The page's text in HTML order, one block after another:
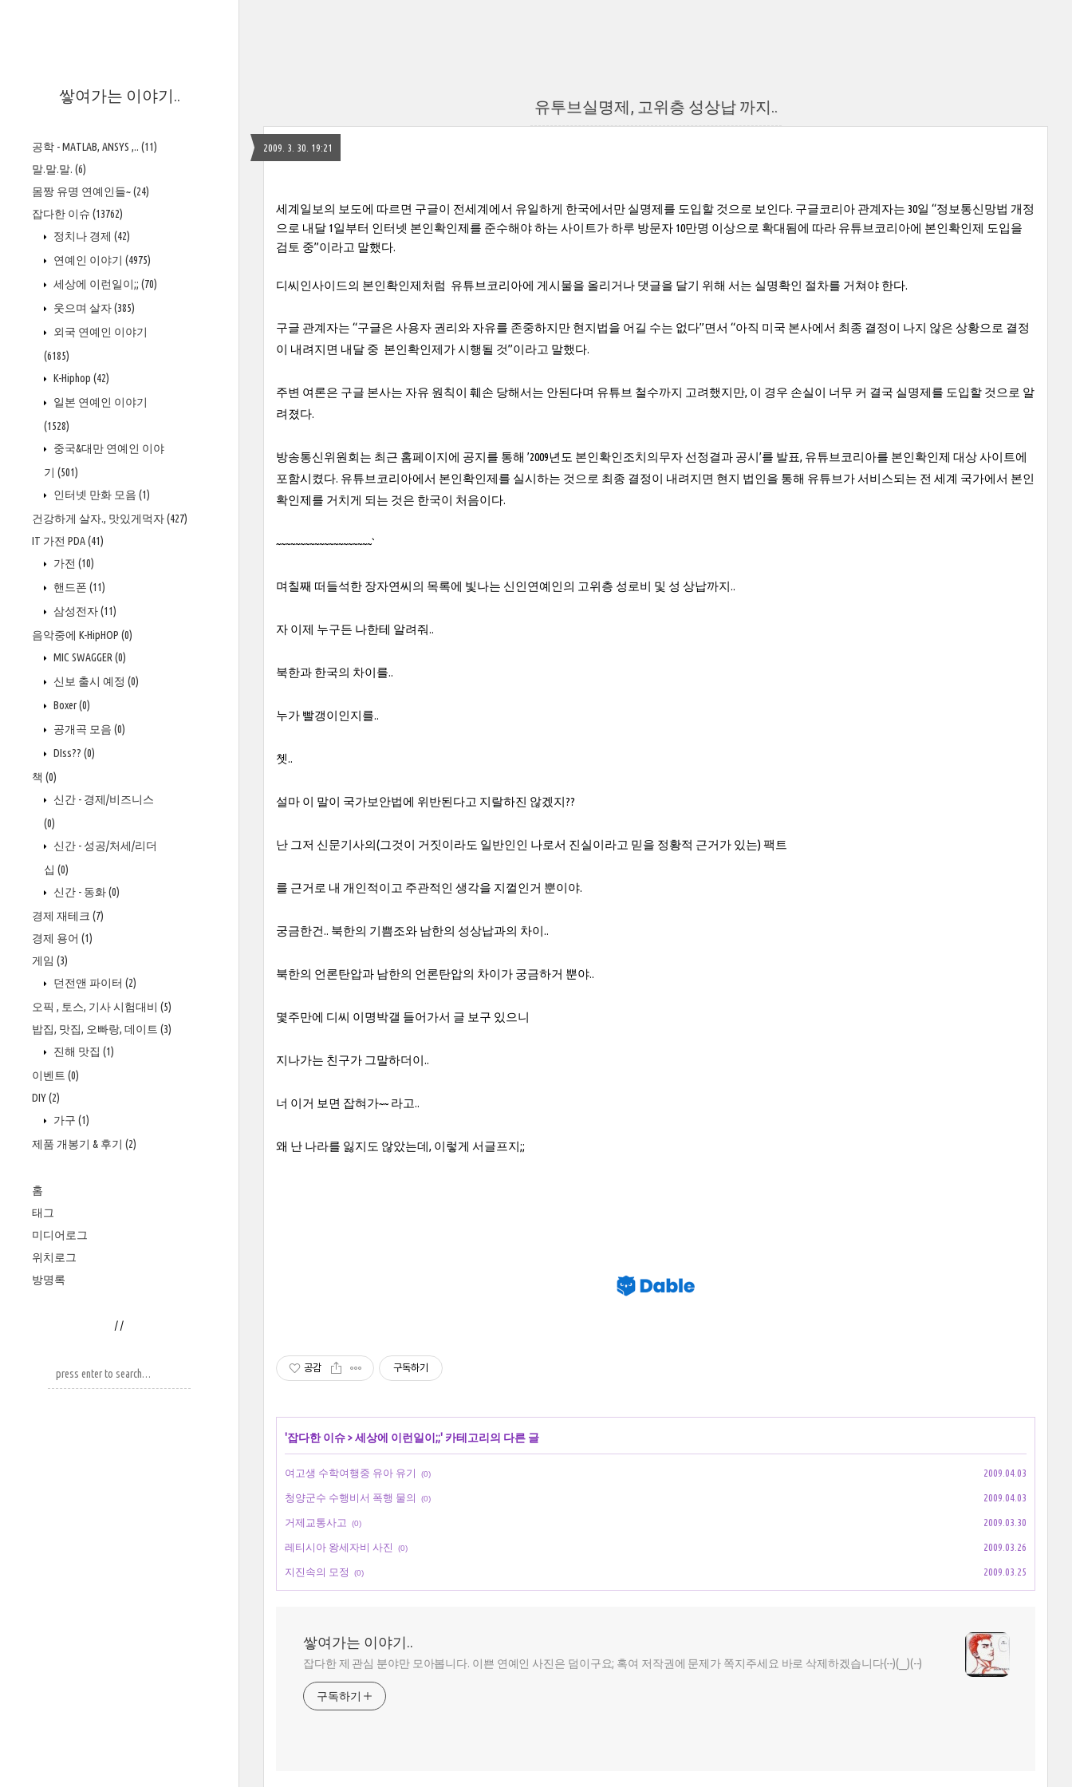
쌓여가는 이야기..
공학 - MATLAB, ANSYS ,.. (11)
말.말.말. (6)
몸짱 유명 연예인들~(24)
잡다한 이슈 (13762)
정치나 경제 (42)
연예인 이야기 (4975)
세상에 이런일이;; (70)
웃으며 살자(385)
외국 연예인 이야기
(6185)
K-Hiphop (42)
일본 연예인 이야기
(1528)
중국&대만 연예인 이야
기 (501)
인터넷 만화 모음 (1)
건강하게 살자., 맛있게먹자(427)
IT 가전 PDA(41)
가전 (10)
핸드폰 (11)
삼성전자(11)
음악중에 K-HipHOP (0)
MIC SWAGGER (0)
신보 출시 예정 (0)
Boxer(0)
공개곡 모음 (0)
DIss?? (0)
책 (0)
신간 - 경제/비즈니스
(0)
신간 - 성공/처세/리더
십 (0)
신간 - 동화(0)
경제 재테크 (7)
경제 용어 (1)
게임 (3)
던전앤 파이터 (2)
오픽 , 토스, 기사 시험대비 (5)
밥집, 맛집, 오빠랑, 데이트 (3)
진해 맛집 (1)
이벤트 (0)
DIY(2)
가구 (1)
제품 개봉기 & 후기 (2)
홈
태그
미디어로그
위치로그
방명록
/ /
유투브실명제, 고위층 성상납 까지..
2009. 3. 30. 19:21
세계일보의 보도에 따르면 구글이 전세계에서 유일하게 한국에서만 실명제를 도입할 것으로 보인다. 구글코리아 관계자는 30일 “정보통신망법 개정
으로 내달 1일부터 인터넷 본인확인제를 준수해야 하는 사이트가 하루 방문자 10만명 이상으로 확대됨에 따라 유튜브코리아에 본인확인제 도입을
검토 중”이라고 말했다.
디씨인사이드의 본인확인제처럼 유튜브코리아에 게시물을 올리거나 댓글을 달기 위해 서는 실명확인 절차를 거쳐야 한다.
구글 관계자는 “구글은 사용자 권리와 자유를 존중하지만 현지법을 어길 수는 없다”면서 “아직 미국 본사에서 최종 결정이 나지 않은 상황으로 결정
이 내려지면 내달 중 본인확인제가 시행될 것”이라고 말했다.
주변 여론은 구글 본사는 자유 원칙이 훼손 당해서는 안된다며 유튜브 철수까지 고려했지만, 이 경우 손실이 너무 커 결국 실명제를 도입할 것으로 알
려졌다.
방송통신위원회는 최근 홈페이지에 공지를 통해 ’2009년도 본인확인조치의무자 선정결과 공시’를 발표, 유튜브코리아를 본인확인제 대상 사이트에
포함시켰다. 유튜브코리아에서 본인확인제를 실시하는 것으로 최종 결정이 내려지면 현지 법인을 통해 유튜브가 서비스되는 전 세계 국가에서 본인
확인제를 거치게 되는 것은 한국이 처음이다.
~~~~~~~~~~~~~~~~~~~~`
며칠째 떠들석한 장자연씨의 목록에 빛나는 신인연예인의 고위층 성로비 및 성 상납까지..
자 이제 누구든 나한테 알려줘..
북한과 한국의 차이를..
누가 빨갱이인지를..
쳇..
설마 이 말이 국가보안법에 위반된다고 지랄하진 않겠지??
난 그저 신문기사의(그것이 거짓이라도 일반인인 나로서 진실이라고 믿을 정황적 근거가 있는) 팩트
를 근거로 내 개인적이고 주관적인 생각을 지껄인거 뿐이야.
궁금한건.. 북한의 기쁨조와 남한의 성상납과의 차이..
북한의 언론탄압과 남한의 언론탄압의 차이가 궁금하거 뿐야..
몇주만에 디씨 이명박갤 들어가서 글 보구 있으니
지나가는 친구가 그말하더이..
너 이거 보면 잡혀가~~ 라고..
왜 난 나라를 잃지도 않았는데, 이렇게 서글프지;;
공감 구독하기
'잡다한 이슈>세상에 이런일이;;' 카테고리의 다른 글
여고생 수학여행중 유아 유기 (0) 2009.04.03
청양군수 수행비서 폭행 물의 (0) 2009.04.03
거제교통사고 (0) 2009.03.30
레티시아 왕세자비 사진 (0) 2009.03.26
지진속의 모정 (0) 2009.03.25
쌓여가는 이야기..
잡다한 제 관심 분야만 모아봅니다. 이쁜 연예인 사진은 덤이구요; 혹여 저작권에 문제가 쪽지주세요 바로 삭제하겠습니다(--)(__)(--)
구독하기